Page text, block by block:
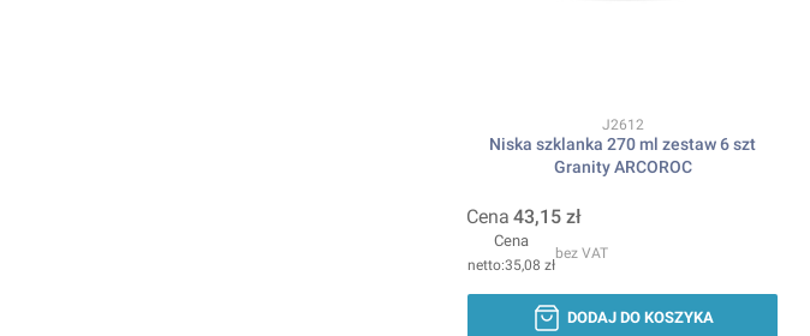
Kod produktu
J2612
Niska szklanka 270 ml zestaw 6 szt
Granity ARCOROC
Cena 43,15 zł
Cena
35,08 zł
bez VAT
DODAJ DO KOSZYKA